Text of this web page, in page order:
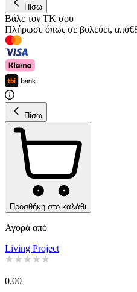
Πίσω
Βάλε τον ΤΚ σου
Πλήρωσε όπως σε βολεύει, από€
Πίσω
Προσθήκη στο καλάθι
Αγορά από
Living Project
0.00